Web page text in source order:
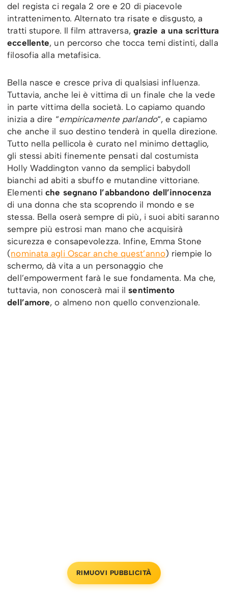
del regista ci regala 2 ore e 20 di piacevole
intrattenimento. Alternato tra risate e disgusto, a
tratti stupore. Il film attraversa,grazie a una scrittura
eccellente, un percorso che tocca temi distinti, dalla
filosofia alla metafisica.
Bella nasce e cresce priva di qualsiasi influenza.
Tuttavia, anche lei è vittima di un finale che la vede
in parte vittima della società. Lo capiamo quando
inizia a dire “empiricamente parlando“, e capiamo
che anche il suo destino tenderà in quella direzione.
Tutto nella pellicola è curato nel minimo dettaglio,
gli stessi abiti finemente pensati dal costumista
Holly Waddington vanno da semplici babydoll
bianchi ad abiti a sbuffo e mutandine vittoriane.
Elementiche segnano l’abbandono dell’innocenza
di una donna che sta scoprendo il mondo e se
stessa. Bella oserà sempre di più, i suoi abiti saranno
sempre più estrosi man mano che acquisirà
sicurezza e consapevolezza. Infine, Emma Stone
(nominata agli Oscar anche quest’anno) riempie lo
schermo, dà vita a un personaggio che
dell’empowerment farà le sue fondamenta. Ma che,
tuttavia, non conoscerà mai ilsentimento
dell’amore, o almeno non quello convenzionale.
RIMUOVI PUBBLICITÀ